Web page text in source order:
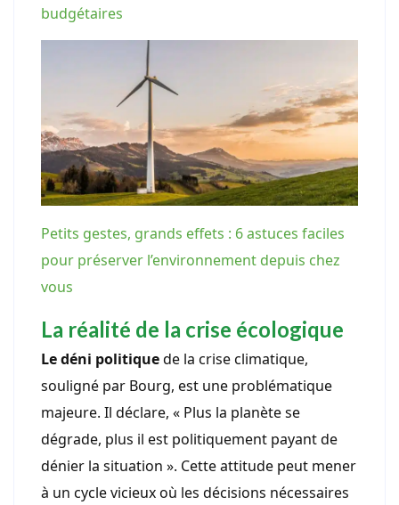
budgétaires
Petits gestes, grands effets : 6 astuces faciles
pour préserver l’environnement depuis chez
vous
La réalité de la crise écologique
Le déni politiquede la crise climatique,
souligné par Bourg, est une problématique
majeure. Il déclare, « Plus la planète se
dégrade, plus il est politiquement payant de
dénier la situation ». Cette attitude peut mener
à un cycle vicieux où les décisions nécessaires